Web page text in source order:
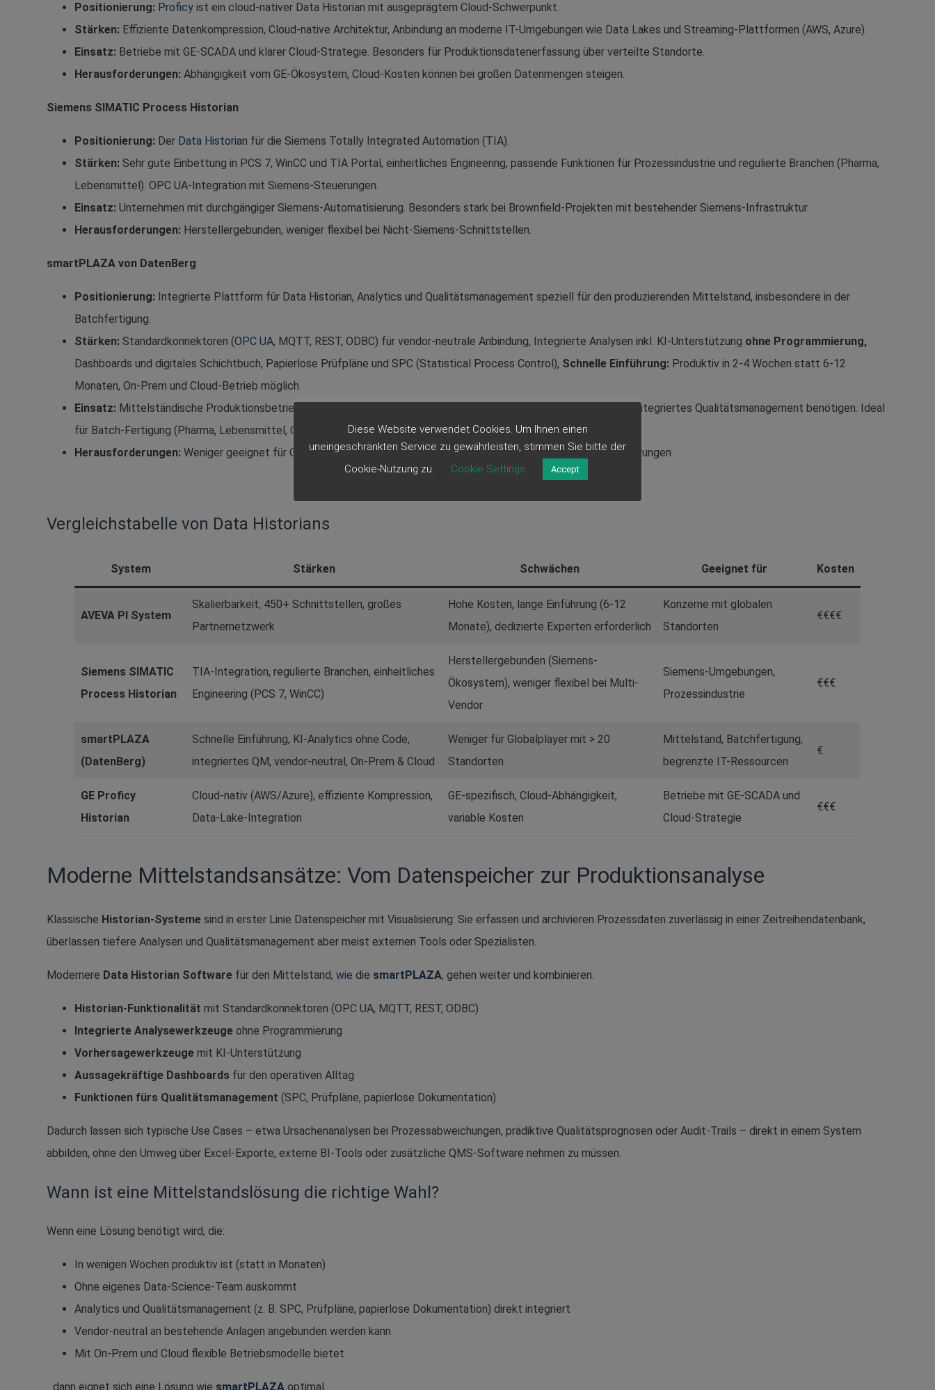
Positionierung: Proficy ist ein cloud-nativer Data Historian mit ausgeprägtem Cloud-Schwerpunkt.
Stärken: Effiziente Datenkompression, Cloud-native Architektur, Anbindung an moderne IT-Umgebungen wie Data Lakes und Streaming-Plattformen (AWS, Azure).
Einsatz: Betriebe mit GE-SCADA und klarer Cloud-Strategie. Besonders für Produktionsdatenerfassung über verteilte Standorte.
Herausforderungen: Abhängigkeit vom GE-Ökosystem, Cloud-Kosten können bei großen Datenmengen steigen.
Siemens SIMATIC Process Historian​
Positionierung: Der Data Historian für die Siemens Totally Integrated Automation (TIA).
Stärken: Sehr gute Einbettung in PCS 7, WinCC und TIA Portal, einheitliches Engineering, passende Funktionen für Prozessindustrie und regulierte Branchen (Pharma,
Lebensmittel). OPC UA-Integration mit Siemens-Steuerungen.
Einsatz: Unternehmen mit durchgängiger Siemens-Automatisierung. Besonders stark bei Brownfield-Projekten mit bestehender Siemens-Infrastruktur.
Herausforderungen: Herstellergebunden, weniger flexibel bei Nicht-Siemens-Schnittstellen.
smartPLAZA von DatenBerg​
Positionierung: Integrierte Plattform für Data Historian, Analytics und Qualitätsmanagement speziell für den produzierenden Mittelstand, insbesondere in der
Batchfertigung.
Stärken: Standardkonnektoren (OPC UA, MQTT, REST, ODBC) für vendor-neutrale Anbindung, Integrierte Analysen inkl. KI-Unterstützung ohne Programmierung,
Dashboards und digitales Schichtbuch, Papierlose Prüfpläne und SPC (Statistical Process Control), Schnelle Einführung: Produktiv in 2-4 Wochen statt 6-12
Monaten, On-Prem und Cloud-Betrieb möglich
Einsatz: Mittelständische Produktionsbetriebe mit begrenzten IT-Ressourcen, die vendor-neutrale Anbindung und integriertes Qualitätsmanagement benötigen. Ideal
für Batch-Fertigung (Pharma, Lebensmittel, Chemie).
Herausforderungen: Weniger geeignet für Globalplayer mit 20+ Standorten und hochkomplexen, globalen Anforderungen.
Vergleichstabelle von Data Historians
System Stärken Schwächen Geeignet für Kosten
AVEVA PI System
Skalierbarkeit, 450+ Schnittstellen, großes
Partnernetzwerk
Hohe Kosten, lange Einführung (6-12
Monate), dedizierte Experten erforderlich
Konzerne mit globalen
Standorten
€€€€
Siemens SIMATIC
Process Historian
TIA-Integration, regulierte Branchen, einheitliches
Engineering (PCS 7, WinCC)
Herstellergebunden (Siemens-
Ökosystem), weniger flexibel bei Multi-
Vendor
Siemens-Umgebungen,
Prozessindustrie
€€€
smartPLAZA
(DatenBerg)
Schnelle Einführung, KI-Analytics ohne Code,
integriertes QM, vendor-neutral, On-Prem & Cloud
Weniger für Globalplayer mit > 20
Standorten
Mittelstand, Batchfertigung,
begrenzte IT-Ressourcen
€
GE Proficy
Historian
Cloud-nativ (AWS/Azure), effiziente Kompression,
Data-Lake-Integration
GE-spezifisch, Cloud-Abhängigkeit,
variable Kosten
Betriebe mit GE-SCADA und
Cloud-Strategie
€€€
Moderne Mittelstandsansätze: Vom Datenspeicher zur Produktionsanalyse
Klassische Historian-Systeme sind in erster Linie Datenspeicher mit Visualisierung: Sie erfassen und archivieren Prozessdaten zuverlässig in einer Zeitreihendatenbank,
überlassen tiefere Analysen und Qualitätsmanagement aber meist externen Tools oder Spezialisten.
Modernere Data Historian Software für den Mittelstand, wie die smartPLAZA, gehen weiter und kombinieren:
Historian-Funktionalität mit Standardkonnektoren (OPC UA, MQTT, REST, ODBC)
Integrierte Analysewerkzeuge ohne Programmierung
Vorhersagewerkzeuge mit KI-Unterstützung
Aussagekräftige Dashboards für den operativen Alltag
Funktionen fürs Qualitätsmanagement (SPC, Prüfpläne, papierlose Dokumentation)
Dadurch lassen sich typische Use Cases – etwa Ursachenanalysen bei Prozessabweichungen, prädiktive Qualitätsprognosen oder Audit-Trails – direkt in einem System
abbilden, ohne den Umweg über Excel-Exporte, externe BI-Tools oder zusätzliche QMS-Software nehmen zu müssen.
Wann ist eine Mittelstandslösung die richtige Wahl?
Wenn eine Lösung benötigt wird, die:
In wenigen Wochen produktiv ist (statt in Monaten)
Ohne eigenes Data-Science-Team auskommt
Analytics und Qualitätsmanagement (z. B. SPC, Prüfpläne, papierlose Dokumentation) direkt integriert
Vendor-neutral an bestehende Anlagen angebunden werden kann
Mit On-Prem und Cloud flexible Betriebsmodelle bietet
...dann eignet sich eine Lösung wie smartPLAZA optimal.
Diese Website verwendet Cookies. Um Ihnen einen
uneingeschränkten Service zu gewährleisten, stimmen Sie bitte der
Cookie-Nutzung zu.
Cookie Settings Accept